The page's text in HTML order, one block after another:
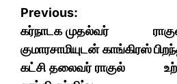
1
POSTED
IN
SCROLLER
உதயநிதி